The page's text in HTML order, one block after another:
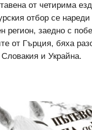
от четирима
отбор се
регион, заедно с
от Гърция, бяха
и Украйна.